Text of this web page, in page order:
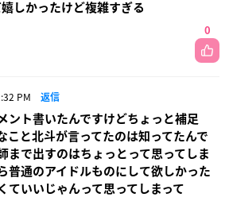
しかったけど複雑すぎる
0
PM 返信
ント書いたんですけどちょっと補足
こと北斗が言ってたのは知ってたんで
まで出すのはちょっとって思ってしま
普通のアイドルものにして欲しかった
ていいじゃんって思ってしまって